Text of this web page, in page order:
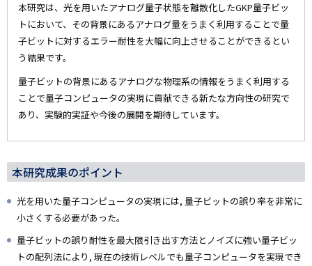
本研究は、光を用いたアナログ量子状態を離散化したGKP量子ビッ
トにおいて、その背景にあるアナログ量をうまく利用することで量
子ビットに対するエラー耐性を大幅に向上させることができるとい
う結果です。
量子ビットの背景にあるアナログな物理系の情報をうまく利用する
ことで量子コンピュータの実現に貢献できる新たな方向性の研究で
あり、実験的実証や今後の展開を期待しています。
本研究成果のポイント
光を用いた量子コンピュータの実現には, 量子ビットの誤り率を非常に
小さくする必要があった。
量子ビットの誤り耐性を最大限引き出す方法とノイズに強い量子ビッ
トの配列法により, 現在の技術レベルでも量子コンピュータを実現でき